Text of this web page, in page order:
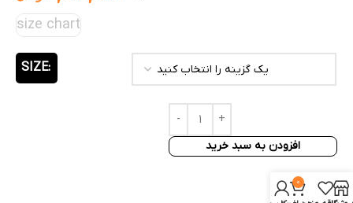
size chart
SIZE
افزودن به سبد خرید
0